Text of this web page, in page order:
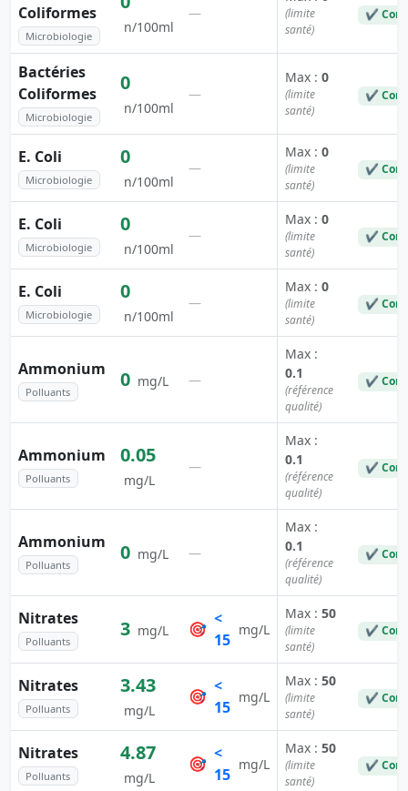
Coliformes
Microbiologie
n/100ml
—
(limite
santé)
✔
Bactéries
Coliformes
Microbiologie
0
n/100ml
—
Max : 0
(limite
santé)
✔
E. Coli
Microbiologie
0
n/100ml
—
Max : 0
(limite
santé)
✔
E. Coli
Microbiologie
0
n/100ml
—
Max : 0
(limite
santé)
✔
E. Coli
Microbiologie
0
n/100ml
—
Max : 0
(limite
santé)
✔
Ammonium
Polluants
0 mg/L —
Max :
0.1
(référence
qualité)
✔
Ammonium
Polluants
0.05
mg/L
—
Max :
0.1
(référence
qualité)
✔
Ammonium
Polluants
0 mg/L —
Max :
0.1
(référence
qualité)
✔
Nitrates
Polluants
3 mg/L 🎯
<
15
mg/L
Max : 50
(limite
santé)
✔
Nitrates
Polluants
3.43
mg/L
🎯
<
15
mg/L
Max : 50
(limite
santé)
✔
Nitrates
Polluants
4.87
mg/L
🎯
<
15
mg/L
Max : 50
(limite
santé)
✔